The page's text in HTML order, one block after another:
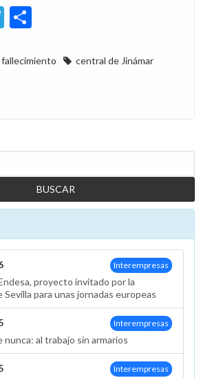
Telegram
fallecimiento central de Jinámar
Interempresas
proyecto invitado por la
Sevilla para unas jornadas europeas
Interempresas
nunca: al trabajo sin armarios
Interempresas